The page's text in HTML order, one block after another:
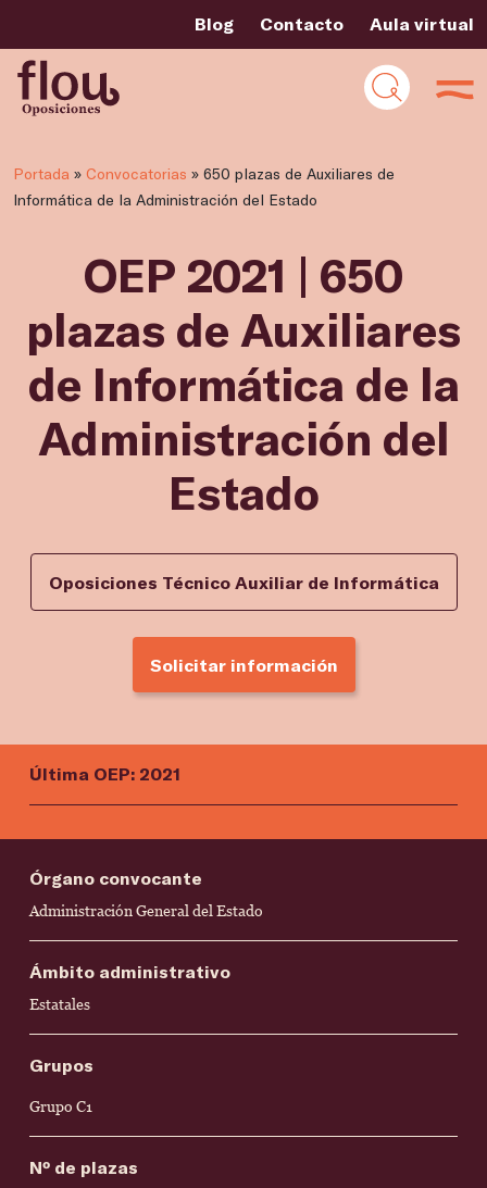
Blog Contacto Aula virtual
Portada » Convocatorias » 650 plazas de Auxiliares de
Informática de la Administración del Estado
OEP 2021 | 650
plazas de Auxiliares
de Informática de la
Administración del
Estado
Oposiciones Técnico Auxiliar de Informática
Solicitar información
Última OEP: 2021
Órgano convocante
Administración General del Estado
Ámbito administrativo
Estatales
Grupos
Grupo C1
Nº de plazas